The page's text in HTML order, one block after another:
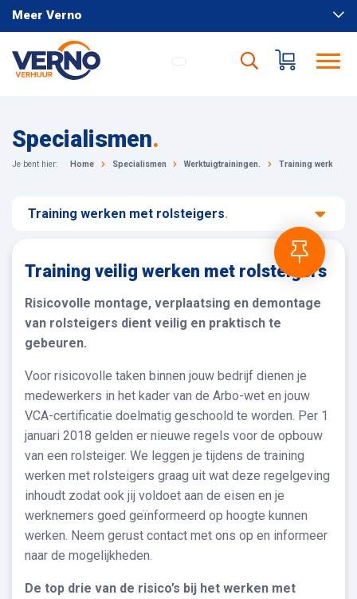
Meer Verno
Specialismen.
Je bent hier: Home Specialismen Werktuigtrainingen. Training werken
Training werken met rolsteigers.
Training veilig werken met rolsteigers
Risicovolle montage, verplaatsing en demontage
van rolsteigers dient veilig en praktisch te
gebeuren.
Voor risicovolle taken binnen jouw bedrijf dienen je
medewerkers in het kader van de Arbo-wet en jouw
VCA-certificatie doelmatig geschoold te worden. Per 1
januari 2018 gelden er nieuwe regels voor de opbouw
van een rolsteiger. We leggen je tijdens de training
werken met rolsteigers graag uit wat deze regelgeving
inhoudt zodat ook jij voldoet aan de eisen en je
werknemers goed geïnformeerd op hoogte kunnen
werken. Neem gerust contact met ons op en informeer
naar de mogelijkheden.
De top drie van de risico’s bij het werken met